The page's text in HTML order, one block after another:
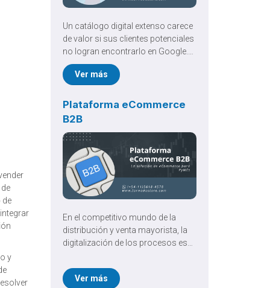
de
y
Un catálogo digital extenso carece
de valor si sus clientes potenciales
no logran encontrarlo en Google.
Implementar una rigurosa
Optimización SEO de eCommerce
traccionar tráfico orgánico
cualificado, reducir la drástica
garantizar un crecimiento
comercial verdaderamente
sostenible a largo plazo.
Ver más
Plataforma eCommerce
B2B
En el competitivo mundo de la
distribución y venta mayorista, la
digitalización de los procesos es
empresas necesitan más que un
simple catálogo online; requieren
Ver más